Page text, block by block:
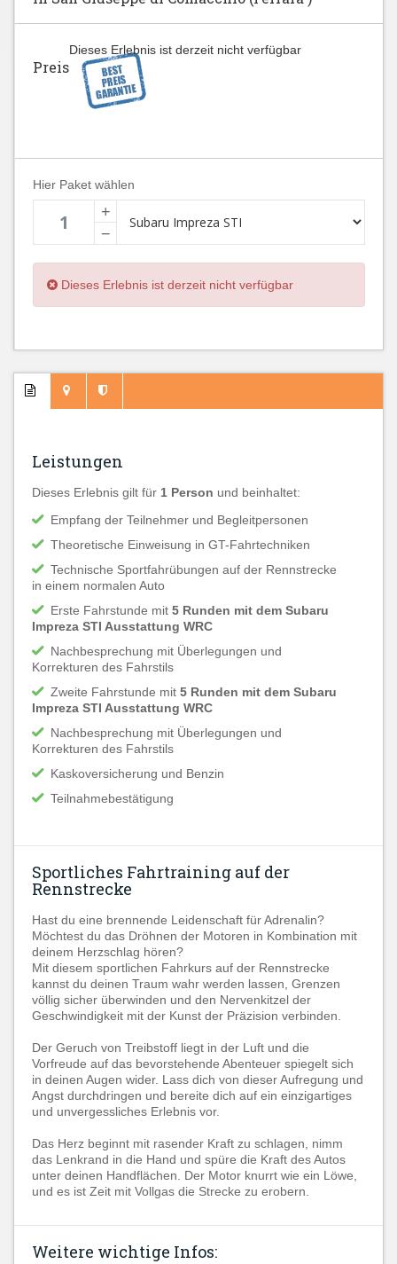
Dieses Erlebnis ist derzeit nicht verfügbar
Preis
Hier Paket wählen
+
−
Dieses Erlebnis ist derzeit nicht verfügbar
Leistungen
Dieses Erlebnis gilt für 1 Person und beinhaltet:
Empfang der Teilnehmer und Begleitpersonen
Theoretische Einweisung in GT-Fahrtechniken
Technische Sportfahrübungen auf der Rennstrecke
in einem normalen Auto
Erste Fahrstunde mit 5 Runden mit dem Subaru
Impreza STI Ausstattung WRC
Nachbesprechung mit Überlegungen und
Korrekturen des Fahrstils
Zweite Fahrstunde mit 5 Runden mit dem Subaru
Impreza STI Ausstattung WRC
Nachbesprechung mit Überlegungen und
Korrekturen des Fahrstils
Kaskoversicherung und Benzin
Teilnahmebestätigung
Sportliches Fahrtraining auf der
Rennstrecke
Hast du eine brennende Leidenschaft für Adrenalin?
Möchtest du das Dröhnen der Motoren in Kombination mit
deinem Herzschlag hören?
Mit diesem sportlichen Fahrkurs auf der Rennstrecke
kannst du deinen Traum wahr werden lassen, Grenzen
völlig sicher überwinden und den Nervenkitzel der
Geschwindigkeit mit der Kunst der Präzision verbinden.
Der Geruch von Treibstoff liegt in der Luft und die
Vorfreude auf das bevorstehende Abenteuer spiegelt sich
in deinen Augen wider. Lass dich von dieser Aufregung und
Angst durchdringen und bereite dich auf ein einzigartiges
und unvergessliches Erlebnis vor.
Das Herz beginnt mit rasender Kraft zu schlagen, nimm
das Lenkrand in die Hand und spüre die Kraft des Autos
unter deinen Handflächen. Der Motor knurrt wie ein Löwe,
und es ist Zeit mit Vollgas die Strecke zu erobern.
Weitere wichtige Infos: